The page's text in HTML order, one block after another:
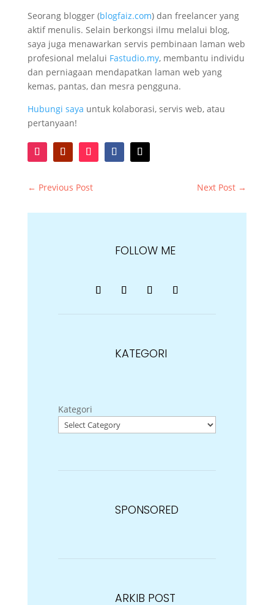
Seorang blogger (blogfaiz.com) dan freelancer yang
aktif menulis. Selain berkongsi ilmu melalui blog,
saya juga menawarkan servis pembinaan laman web
profesional melalui Fastudio.my, membantu individu
dan perniagaan mendapatkan laman web yang
kemas, pantas, dan mesra pengguna.
Hubungi saya untuk kolaborasi, servis web, atau
pertanyaan!
← Previous Post Next Post →
FOLLOW ME
KATEGORI
Kategori
SPONSORED
ARKIB POST